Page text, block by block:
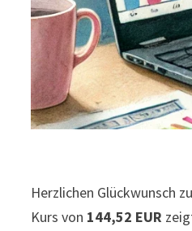
Herzlichen Glückwunsch
Kurs von 144,52 EUR